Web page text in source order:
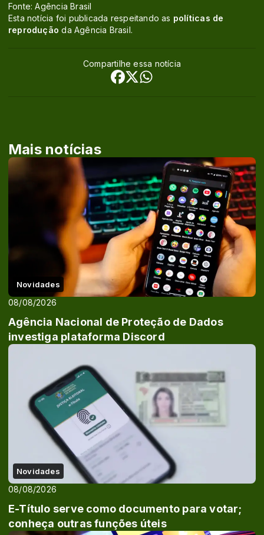
Fonte: Agência Brasil
Esta notícia foi publicada respeitando as políticas de
reprodução da Agência Brasil.
Compartilhe essa notícia
Mais notícias
Novidades
08/08/2026
Agência Nacional de Proteção de Dados
investiga plataforma Discord
Novidades
08/08/2026
E-Título serve como documento para votar;
conheça outras funções úteis